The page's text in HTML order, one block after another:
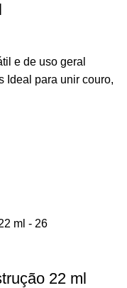
e de uso geral
Ideal para unir couro,
22 ml